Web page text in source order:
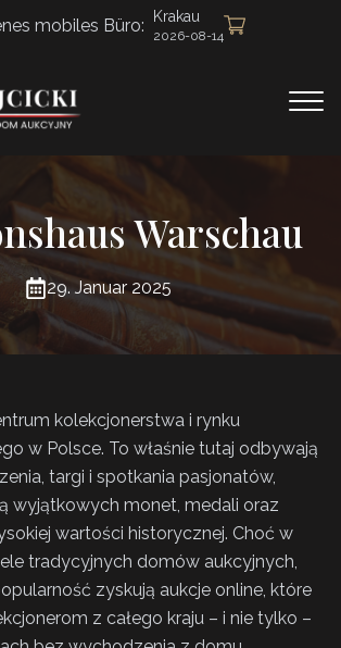
mobiles Büro: Krakau
2026-08-14
Warschau
29. Januar 2025
kolekcjonerstwa i rynku
w Polsce. To właśnie tutaj odbywają
targi i spotkania pasjonatów,
wyjątkowych monet, medali oraz
wartości historycznej. Choć w
tradycyjnych domów aukcyjnych,
zyskują aukcje online, które
z całego kraju – i nie tylko –